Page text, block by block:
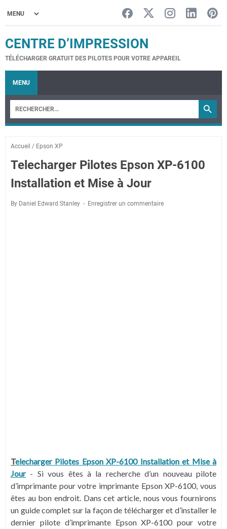
CENTRE D’IMPRESSION
TÉLÉCHARGER GRATUIT DES PILOTES POUR VOTRE APPAREIL
MENU
Accueil / Epson XP
Telecharger Pilotes Epson XP-6100
Installation et Mise à Jour
By Daniel Edward Stanley Enregistrer un commentaire
Telecharger Pilotes Epson XP-6100 Installation et Mise à
Jour- Si vous êtes à la recherche d’un nouveau pilote
d’imprimante pour votre imprimante Epson XP-6100, vous
êtes au bon endroit. Dans cet article, nous vous fournirons
un guide complet sur la façon de télécharger et d’installer le
dernier pilote d’imprimante Epson XP-6100 pour votre